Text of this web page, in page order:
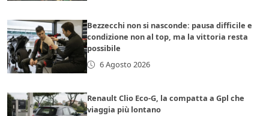
Bezzecchi non si nasconde: pausa difficile e
condizione non al top, ma la vittoria resta
possibile
6 Agosto 2026
Renault Clio Eco-G, la compatta a Gpl che
viaggia più lontano